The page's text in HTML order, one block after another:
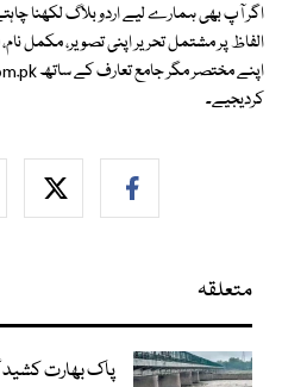
الفاظ پر مشتمل تحریر اپنی تصویر، مکمل نام،
اپنے مختصر مگر جامع تعارف کے ساتھ
کردیجیے۔
متعلقہ
پاک بھارت